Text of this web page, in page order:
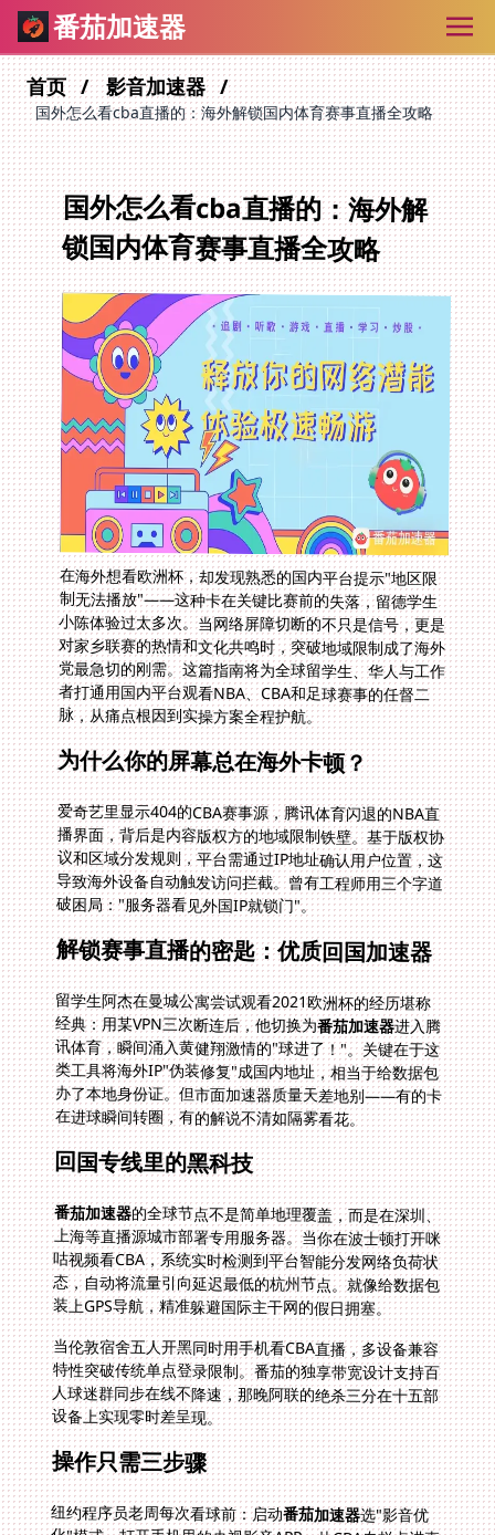
番茄加速器
首页 影音加速器
国外怎么看cba直播的：海外解锁国内体育赛事直播全攻略
国外怎么看cba直播的：海外解
锁国内体育赛事直播全攻略
在海外想看欧洲杯，却发现熟悉的国内平台提示"地区限
制无法播放"——这种卡在关键比赛前的失落，留德学生
小陈体验过太多次。当网络屏障切断的不只是信号，更是
对家乡联赛的热情和文化共鸣时，突破地域限制成了海外
党最急切的刚需。这篇指南将为全球留学生、华人与工作
者打通用国内平台观看NBA、CBA和足球赛事的任督二
脉，从痛点根因到实操方案全程护航。
为什么你的屏幕总在海外卡顿？
爱奇艺里显示404的CBA赛事源，腾讯体育闪退的NBA直
播界面，背后是内容版权方的地域限制铁壁。基于版权协
议和区域分发规则，平台需通过IP地址确认用户位置，这
导致海外设备自动触发访问拦截。曾有工程师用三个字道
破困局："服务器看见外国IP就锁门"。
解锁赛事直播的密匙：优质回国加速器
留学生阿杰在曼城公寓尝试观看2021欧洲杯的经历堪称
经典：用某VPN三次断连后，他切换为番茄加速器进入腾
讯体育，瞬间涌入黄健翔激情的"球进了！"。关键在于这
类工具将海外IP"伪装修复"成国内地址，相当于给数据包
办了本地身份证。但市面加速器质量天差地别——有的卡
在进球瞬间转圈，有的解说不清如隔雾看花。
回国专线里的黑科技
番茄加速器的全球节点不是简单地理覆盖，而是在深圳、
上海等直播源城市部署专用服务器。当你在波士顿打开咪
咕视频看CBA，系统实时检测到平台智能分发网络负荷状
态，自动将流量引向延迟最低的杭州节点。就像给数据包
装上GPS导航，精准躲避国际主干网的假日拥塞。
当伦敦宿舍五人开黑同时用手机看CBA直播，多设备兼容
特性突破传统单点登录限制。番茄的独享带宽设计支持百
人球迷群同步在线不降速，那晚阿联的绝杀三分在十五部
设备上实现零时差呈现。
操作只需三步骤
纽约程序员老周每次看球前：启动番茄加速器选"影音优
化"模式，打开手机里的央视影音APP，从CBA专栏点进直
播间只要七秒。比煮咖啡还快的操作背后，是算法对爱优
腾等三十多个平台协议的特化支持，把技术门槛压成屏幕